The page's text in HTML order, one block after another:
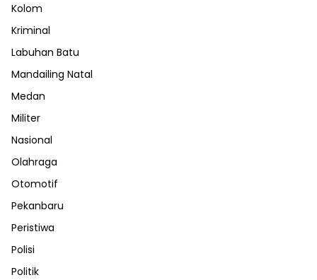
Kolom
Kriminal
Labuhan Batu
Mandailing Natal
Medan
Militer
Nasional
Olahraga
Otomotif
Pekanbaru
Peristiwa
Polisi
Politik